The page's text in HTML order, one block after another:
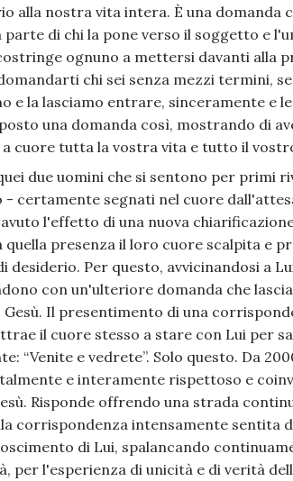
alla nostra vita intera. È una
di chi la pone verso il soggetto e
ognuno a mettersi davanti alla
chi sei senza mezzi termini,
e la lasciamo entrare, sinceramente e
una domanda così, mostrando di
cuore tutta la vostra vita e tutto il
due uomini che si sentono per primi
- certamente segnati nel cuore
l'effetto di una nuova
quella presenza il loro cuore scalpita e
desiderio. Per questo, avvicinandosi a
con un'ulteriore domanda che
Gesù. Il presentimento di una
il cuore stesso a stare con Lui per
“Venite e vedrete”. Solo questo. Da
e interamente rispettoso e
Risponde offrendo una strada
corrispondenza intensamente sentita
di Lui, spalancando
per l'esperienza di unicità e di verità